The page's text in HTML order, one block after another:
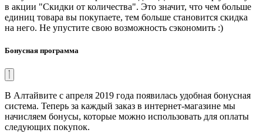
в акции "Скидки от количества". Это значит, что чем больше
единиц товара вы покупаете, тем больше становится скидка
на него. Не упустите свою возможность сэкономить :)
Бонусная программа
В Алтайвите с апреля 2019 года появилась удобная бонусная
система. Теперь за каждый заказ в интернет-магазине мы
начисляем бонусы, которые можно использовать для оплаты
следующих покупок.